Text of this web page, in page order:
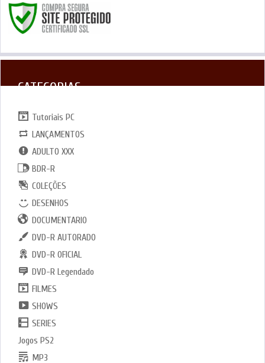
CATEGORIAS
Tutoriais PC
LANÇAMENTOS
ADULTO XXX
BDR-R
COLEÇÕES
DESENHOS
DOCUMENTARIO
DVD-R AUTORADO
DVD-R OFICIAL
DVD-R Legendado
FILMES
SHOWS
SERIES
Jogos PS2
MP3